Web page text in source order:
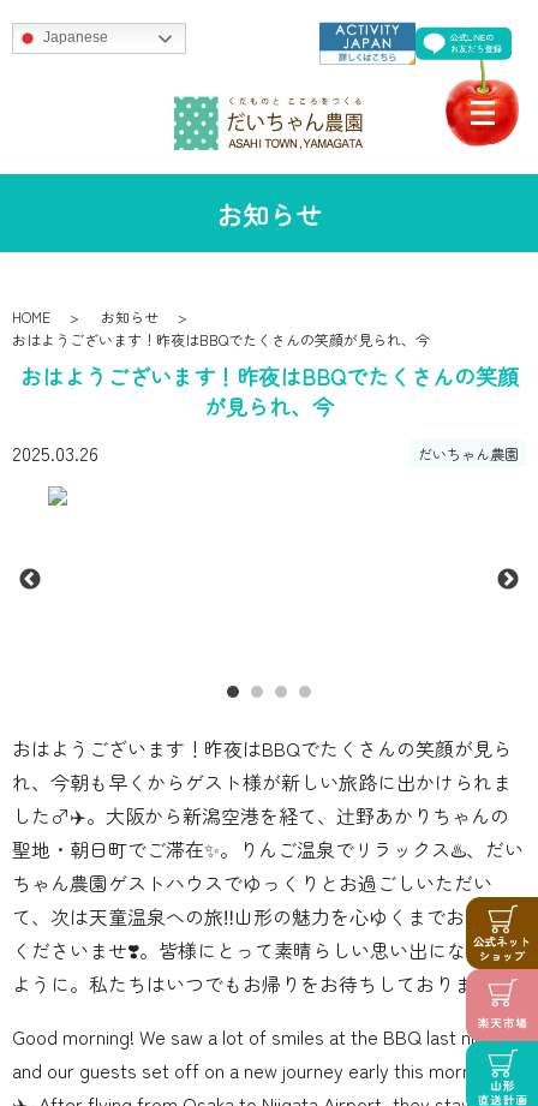
Japanese
お知らせ
HOME
お知らせ
おはようございます！昨夜はBBQでたくさんの笑顔が見られ、今
おはようございます！昨夜はBBQでたくさんの笑顔
が見られ、今
2025.03.26 だいちゃん農園
おはようございます！昨夜はBBQでたくさんの笑顔が見ら
れ、今朝も早くからゲスト様が新しい旅路に出かけられま
した‍♂️✈️。大阪から新潟空港を経て、辻野あかりちゃんの
聖地・朝日町でご滞在✨。りんご温泉でリラックス♨️、だい
ちゃん農園ゲストハウスでゆっくりとお過ごしいただい
て、次は天童温泉への旅‼️山形の魅力を心ゆくまでお楽しみ
くださいませ❣️。皆様にとって素晴らしい思い出になります
ように。私たちはいつでもお帰りをお待ちしております。
Good morning! We saw a lot of smiles at the BBQ last night,
and our guests set off on a new journey early this morning‍♂️